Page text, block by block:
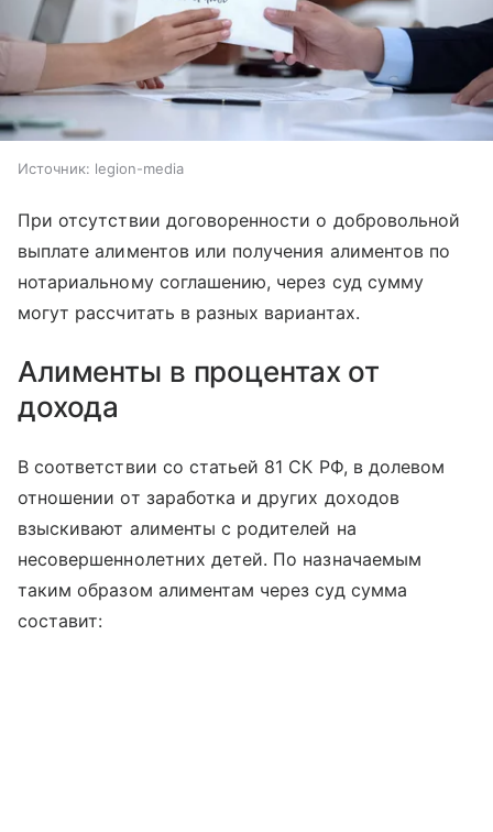
Источник: legion-media
При отсутствии договоренности о добровольной
выплате алиментов или получения алиментов по
нотариальному соглашению, через суд сумму
могут рассчитать в разных вариантах.
Алименты в процентах от
дохода
В соответствии со статьей 81 СК РФ, в долевом
отношении от заработка и других доходов
взыскивают алименты с родителей на
несовершеннолетних детей. По назначаемым
таким образом алиментам через суд сумма
составит: